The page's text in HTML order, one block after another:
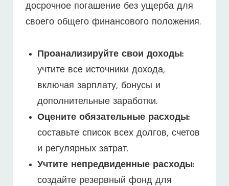
досрочное погашение без ущерба для
своего общего финансового положения.
Проанализируйте свои доходы:
учтите все источники дохода,
включая зарплату, бонусы и
дополнительные заработки.
Оцените обязательные расходы:
составьте список всех долгов, счетов
и регулярных затрат.
Учтите непредвиденные расходы:
создайте резервный фонд для